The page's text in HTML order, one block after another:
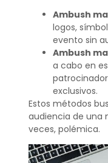
Ambush
logos,
evento sin
Ambush
a cabo en
exclusivos.
Estos métodos
audiencia de una
veces, polémica.